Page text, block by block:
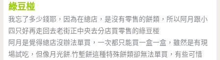
綠豆椪
我忘了多少錢耶，因為在總店，是沒有零售的餅類，所以阿月跟小
四只好再走回去老街正中央去分店買零售的綠豆椪
阿月是覺得總店沒辦法單買，一次都只能買一盒一盒，雖然是有現
場試吃，但像月光餅.竹塹餅這種特殊餅類卻無法單買，有些可惜